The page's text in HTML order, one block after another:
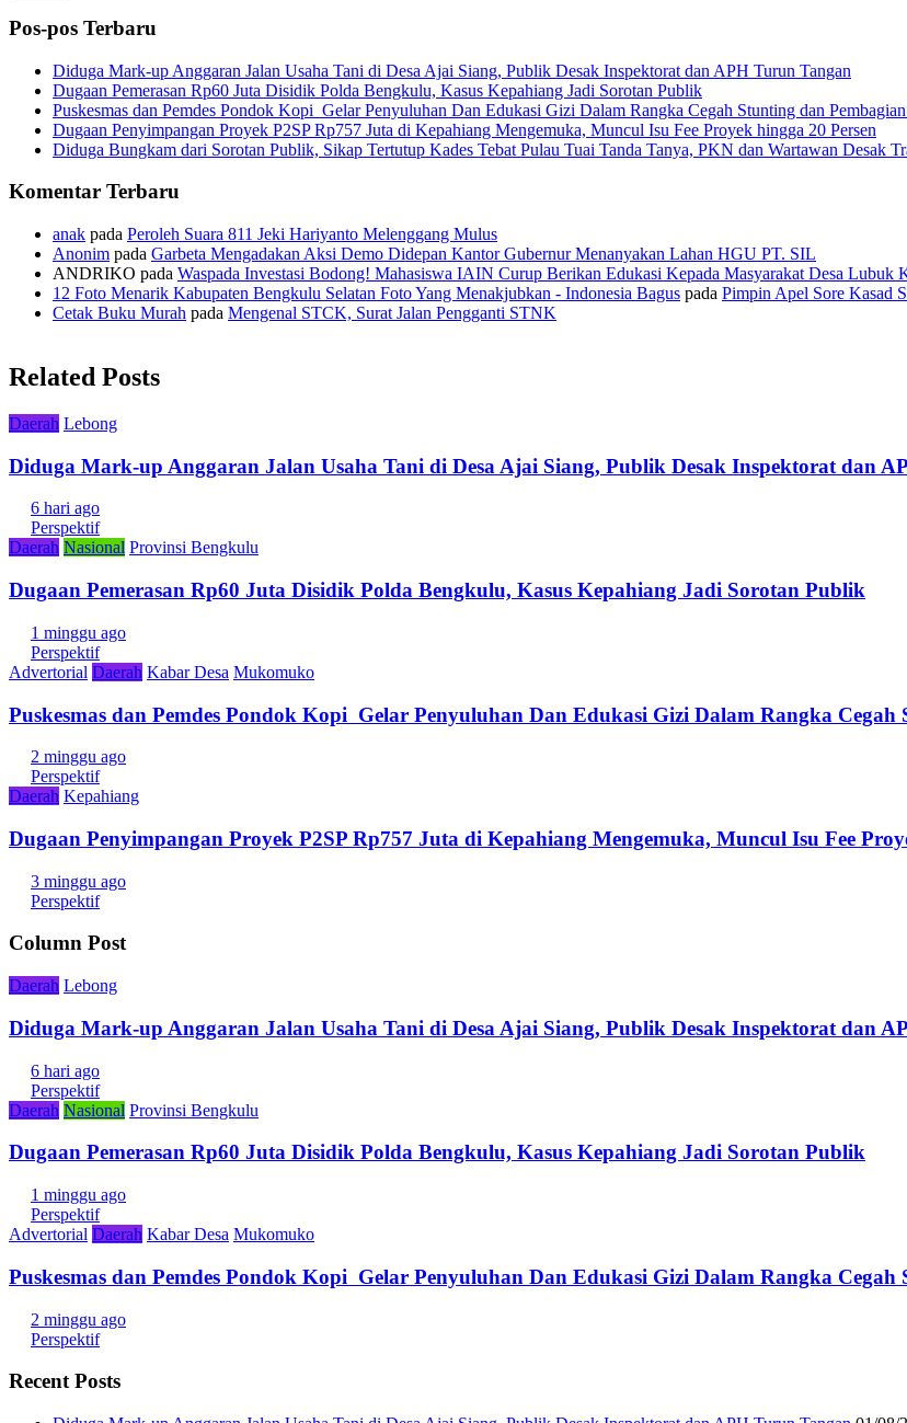
Pos-pos Terbaru
Diduga Mark-up Anggaran Jalan Usaha Tani di Desa Ajai Siang, Publik Desak Inspektorat dan APH Turun Tangan
Dugaan Pemerasan Rp60 Juta Disidik Polda Bengkulu, Kasus Kepahiang Jadi Sorotan Publik
Puskesmas dan Pemdes Pondok Kopi Gelar Penyuluhan Dan Edukasi Gizi Dalam Rangka Cegah Stunting dan
Dugaan Penyimpangan Proyek P2SP Rp757 Juta di Kepahiang Mengemuka, Muncul Isu Fee Proyek hingga 20 Persen
Diduga Bungkam dari Sorotan Publik, Sikap Tertutup Kades Tebat Pulau Tuai Tanda Tanya, PKN dan Wartawan Desak
Komentar Terbaru
anak pada Peroleh Suara 811 Jeki Hariyanto Melenggang Mulus
Anonim pada Garbeta Mengadakan Aksi Demo Didepan Kantor Gubernur Menanyakan Lahan HGU PT. SIL
ANDRIKO pada Waspada Investasi Bodong! Mahasiswa IAIN Curup Berikan Edukasi Kepada Masyarakat Desa Lubuk
12 Foto Menarik Kabupaten Bengkulu Selatan Foto Yang Menakjubkan - Indonesia Bagus pada Pimpin Apel Sore Kasad
Cetak Buku Murah pada Mengenal STCK, Surat Jalan Pengganti STNK
Related Posts
Daerah Lebong
Diduga Mark-up Anggaran Jalan Usaha Tani di Desa Ajai Siang, Publik Desak Inspektorat dan
6 hari ago
Perspektif
Daerah Nasional Provinsi Bengkulu
Dugaan Pemerasan Rp60 Juta Disidik Polda Bengkulu, Kasus Kepahiang Jadi Sorotan Publik
1 minggu ago
Perspektif
Advertorial Daerah Kabar Desa Mukomuko
Puskesmas dan Pemdes Pondok Kopi Gelar Penyuluhan Dan Edukasi Gizi Dalam Rangka
2 minggu ago
Perspektif
Daerah Kepahiang
Dugaan Penyimpangan Proyek P2SP Rp757 Juta di Kepahiang Mengemuka, Muncul Isu Fee
3 minggu ago
Perspektif
Column Post
Daerah Lebong
Diduga Mark-up Anggaran Jalan Usaha Tani di Desa Ajai Siang, Publik Desak Inspektorat dan
6 hari ago
Perspektif
Daerah Nasional Provinsi Bengkulu
Dugaan Pemerasan Rp60 Juta Disidik Polda Bengkulu, Kasus Kepahiang Jadi Sorotan Publik
1 minggu ago
Perspektif
Advertorial Daerah Kabar Desa Mukomuko
Puskesmas dan Pemdes Pondok Kopi Gelar Penyuluhan Dan Edukasi Gizi Dalam Rangka
2 minggu ago
Perspektif
Recent Posts